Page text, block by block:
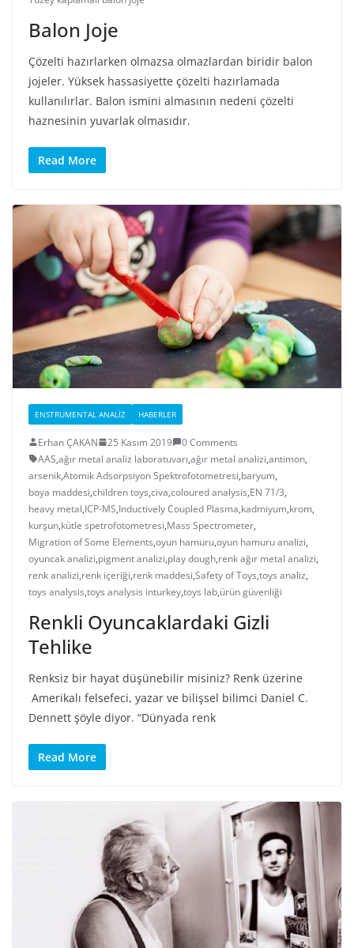
Balon Joje
Çözelti hazırlarken olmazsa olmazlardan biridir balon
jojeler. Yüksek hassasiyette çözelti hazırlamada
kullanılırlar. Balon ismini almasının nedeni çözelti
haznesinin yuvarlak olmasıdır.
Read More
ENSTRUMENTAL ANALIZ HABERLER
Erhan ÇAKAN 25 Kasım 2019
0 Comments
AAS,ağır metal analiz laboratuvarı,ağır metal analizi,antimon,
arsenik,Atomik Adsorpsiyon Spektrofotometresi,baryum,
boya maddesi,children toys,civa,coloured analysis,EN 71/3,
heavy metal,ICP-MS,Inductively Coupled Plasma,kadmiyum,krom,
kurşun,kütle spetrofotometresi,Mass Spectrometer,
Migration of Some Elements,oyun hamuru,oyun hamuru analizi,
oyuncak analizi,pigment analizi,play dough,renk ağır metal analizi,
renk analizi,renk içeriği,renk maddesi,Safety of Toys,toys analiz,
toys analysis,toys analysis inturkey,toys lab,ürün güvenliği
Renkli Oyuncaklardaki Gizli
Tehlike
Renksiz bir hayat düşünebilir misiniz? Renk üzerine
Amerikalı felsefeci, yazar ve bilişsel bilimci Daniel C.
Dennett şöyle diyor. “Dünyada renk
Read More